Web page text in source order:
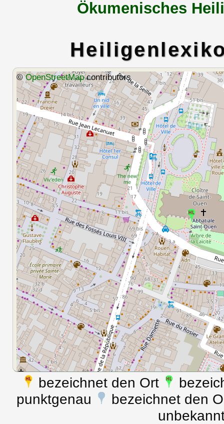
Ökumenisches
©OpenStreetMapcontributors
bezeichnet den Ort
punktgenau
bezeichnet den